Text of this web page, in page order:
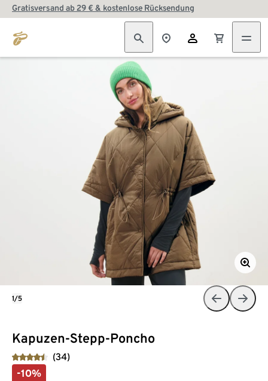
Gratisversand ab 29 € & kostenlose Rücksendung
Kapuzen-Stepp-Poncho
(34)
-10%
1/5